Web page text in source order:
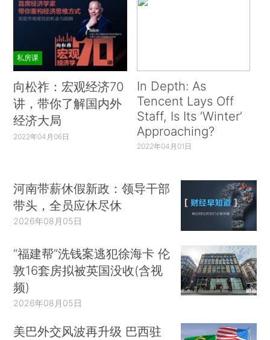
私房课
向松祚：宏观经济70
讲，带你了解国内外
经济大局
2022年04月06日
In Depth: As
Tencent Lays Off
Staff, Is Its ‘Winter’
Approaching?
2022年04月01日
河南带薪休假新政：领导干部
带头，全员应休尽休
2026年08月05日
“福建帮”洗钱案逃犯徐海卡 伦
敦16套房拟被英国没收(含视
频)
2026年08月05日
美巴外交风波再升级 巴西驻